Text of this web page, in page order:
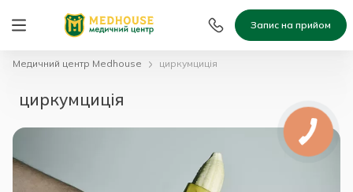
Запис на прийом
Медичний центр Medhouse циркумциція
циркумциція